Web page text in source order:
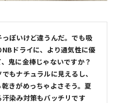
ぽいけど違うんだ。でも吸
ドライに、より通気性に優
鬼に金棒じゃないですか？
もナチュラルに見えるし、
きがめっちゃよさそう。夏
染み対策もバッチリです